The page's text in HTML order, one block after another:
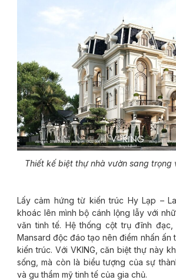
Thiết kế biệt thự nhà vườn sang trọng
Lấy cảm hứng từ kiến trúc Hy Lạp –
khoác lên mình bộ cánh lộng lẫy với
văn tinh tế. Hệ thống cột trụ đĩnh đạc,
Mansard độc đáo tạo nên điểm nhấn ấn
kiến trúc. Với VKING, căn biệt thự này
sống, mà còn là biểu tượng của sự
và gu thẩm mỹ tinh tế của gia chủ.